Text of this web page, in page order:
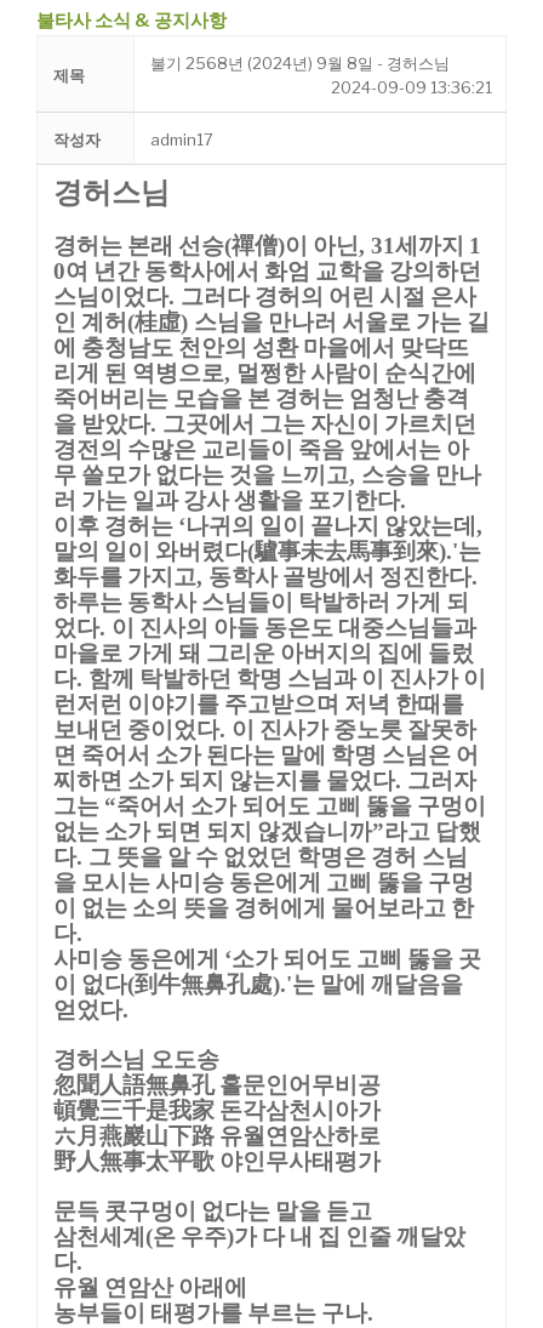
불타사 소식 & 공지사항
제목
불기 2568년 (2024년) 9월 8일 - 경허스님
2024-09-09 13:36:21
작성자 admin17
경허스님
경허는 본래 선승(禪僧)이 아닌, 31세까지 1
0여 년간 동학사에서 화엄 교학을 강의하던
스님이었다. 그러다 경허의 어린 시절 은사
인 계허(桂虛) 스님을 만나러 서울로 가는 길
에 충청남도 천안의 성환 마을에서 맞닥뜨
리게 된 역병으로, 멀쩡한 사람이 순식간에
죽어버리는 모습을 본 경허는 엄청난 충격
을 받았다. 그곳에서 그는 자신이 가르치던
경전의 수많은 교리들이 죽음 앞에서는 아
무 쓸모가 없다는 것을 느끼고, 스승을 만나
러 가는 일과 강사 생활을 포기한다.
이후 경허는 ‘나귀의 일이 끝나지 않았는데 ,
말의 일이 와버렸다(驢事未去馬事到來).'는
화두를 가지고, 동학사 골방에서 정진한다.
하루는 동학사 스님들이 탁발하러 가게 되
었다. 이 진사의 아들 동은도 대중스님들과
마을로 가게 돼 그리운 아버지의 집에 들렀
다. 함께 탁발하던 학명 스님과 이 진사가 이
런저런 이야기를 주고받으며 저녁 한때를
보내던 중이었다. 이 진사가 중노릇 잘못하
면 죽어서 소가 된다는 말에 학명 스님은 어
찌하면 소가 되지 않는지를 물었다. 그러자
그는 “죽어서 소가 되어도 고삐 뚫을 구멍이
없는 소가 되면 되지 않겠습니까”라고 답했
다. 그 뜻을 알 수 없었던 학명은 경허 스님
을 모시는 사미승 동은에게 고삐 뚫을 구멍
이 없는 소의 뜻을 경허에게 물어보라고 한
다.
사미승 동은에게 ‘소가 되어도 고삐 뚫을 곳
이 없다(到牛無鼻孔處).'는 말에 깨달음을
얻었다.
경허스님 오도송
忽聞人語無鼻孔홀문인어무비공
頓覺三千是我家 돈각삼천시아가
六月燕巖山下路 유월연암산하로
野人無事太平歌 야인무사태평가
문득 콧구멍이 없다는 말을 듣고
삼천세계 (온 우주)가 다 내 집 인줄 깨달았
다.
유월 연암산 아래에
농부들이 태평가를 부르는 구나.